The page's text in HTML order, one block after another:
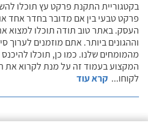
בקטגוריית התקנת פרקט עץ תוכלו
פרקט טבעי בין אם מדובר בחדר אחד
העסק. באתר טוב תודה תוכלו למצוא
וההגונים ביותר. אתם מוזמנים לערוך
מהמומחים שלנו. כמו כן, תוכלו
המקצוע בעמוד זה על מנת לקרוא
לקוחו... קרא עוד